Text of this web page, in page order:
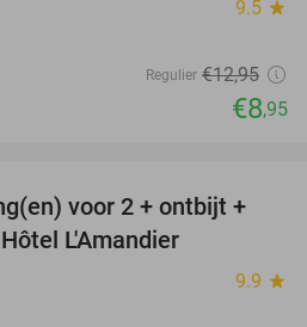
9.5 star
Regulier €12,95
€8,95
32%
voor 2 + ontbijt +
L'Amandier
9.9 star